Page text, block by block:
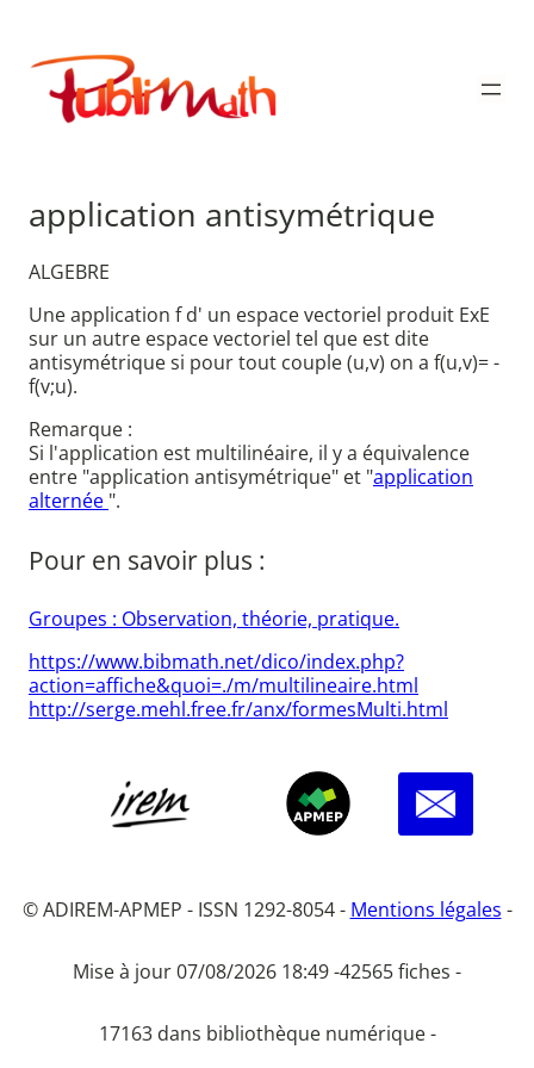
contenu
Publimath
application antisymétrique
ALGEBRE
Une application f d' un espace vectoriel produit ExE
sur un autre espace vectoriel tel que est dite
antisymétrique si pour tout couple (u,v) on a f(u,v)= -
f(v;u).
Remarque :
Si l'application est multilinéaire, il y a équivalence
entre "application antisymétrique" et "application
alternée ".
Pour en savoir plus :
Groupes : Observation, théorie, pratique.
https://www.bibmath.net/dico/index.php?
action=affiche&quoi=./m/multilineaire.html
http://serge.mehl.free.fr/anx/formesMulti.html
© ADIREM-APMEP - ISSN 1292-8054 - Mentions légales -
Mise à jour 07/08/2026 18:49 -42565 fiches -
17163 dans bibliothèque numérique -